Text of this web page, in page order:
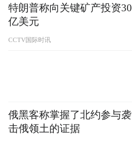
特朗普称向关键矿产投资30
亿美元
CCTV国际时讯
俄黑客称掌握了北约参与袭
击俄领土的证据